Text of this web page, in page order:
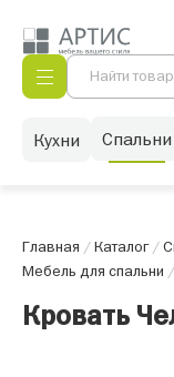
Кухни Спальни
Главная /Каталог/
Мебель для спальни /
Кровать